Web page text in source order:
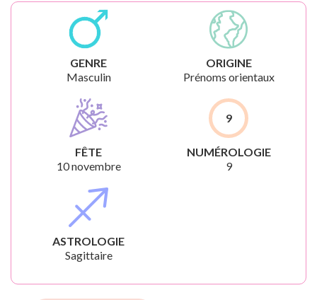
GENRE
Masculin
ORIGINE
Prénoms orientaux
FÊTE
10 novembre
9
NUMÉROLOGIE
9
ASTROLOGIE
Sagittaire